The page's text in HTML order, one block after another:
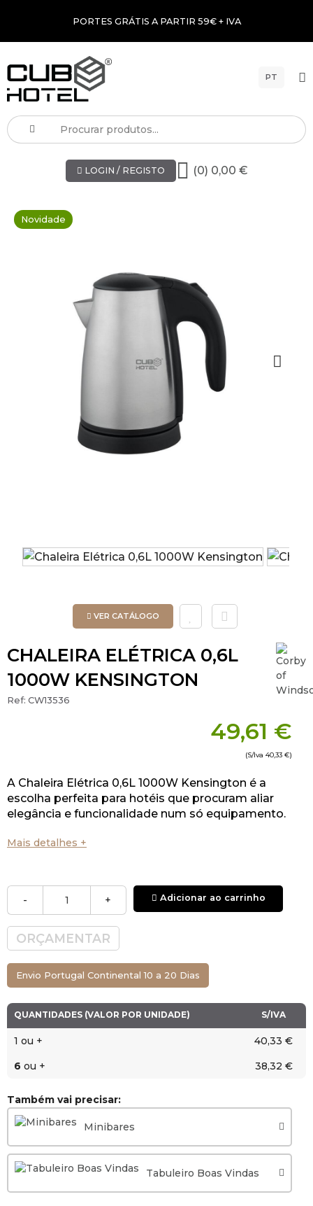
PORTES GRÁTIS A PARTIR 59€ + IVA
PT
LOGIN / REGISTO (0) 0,00 €
Novidade
VER CATÁLOGO
CHALEIRA ELÉTRICA 0,6L
1000W KENSINGTON
Ref: CW13536
49,61 €
(S/Iva 40,33 €)
A Chaleira Elétrica 0,6L 1000W Kensington é a
escolha perfeita para hotéis que procuram aliar
elegância e funcionalidade num só equipamento.
Mais detalhes +
- + Adicionar ao carrinho
ORÇAMENTAR
Envio Portugal Continental 10 a 20 Dias
QUANTIDADES (VALOR POR UNIDADE) S/IVA
1 ou +
40,33 €
6 ou + 38,32 €
Também vai precisar:
Minibares
Tabuleiro Boas Vindas